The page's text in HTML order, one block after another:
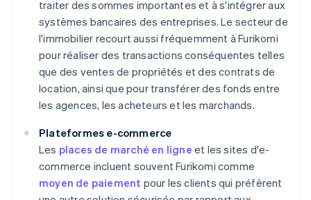
traiter des sommes importantes et à s'intégrer aux
systèmes bancaires des entreprises. Le secteur de
l'immobilier recourt aussi fréquemment à Furikomi
pour réaliser des transactions conséquentes telles
que des ventes de propriétés et des contrats de
location, ainsi que pour transférer des fonds entre
les agences, les acheteurs et les marchands.
Plateformes e-commerce
Les places de marché en ligne et les sites d'e-
commerce incluent souvent Furikomi comme
moyen de paiement pour les clients qui préfèrent